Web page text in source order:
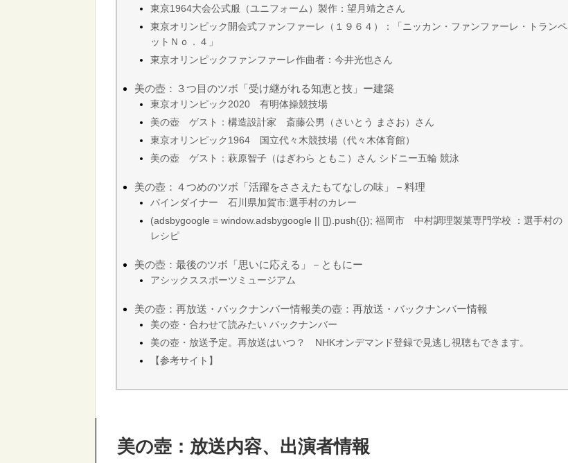
東京1964大会公式服（ユニフォーム）製作：望月靖之さん
東京オリンピック開会式ファンファーレ（１９６４）：「ニッカン・ファンファーレ・トランペ
ットＮｏ．４」
東京オリンピックファンファーレ作曲者：今井光也さん
美の壺：３つ目のツボ「受け継がれる知恵と技」ー建築
東京オリンピック2020 有明体操競技場
美の壺 ゲスト：構造設計家 斎藤公男（さいとう まさお）さん
東京オリンピック1964 国立代々木競技場（代々木体育館）
美の壺 ゲスト：萩原智子（はぎわら ともこ）さん シドニー五輪 競泳
美の壺：４つめのツボ「活躍をささえたもてなしの味」－料理
パインダイナー 石川県加賀市:選手村のカレー
(adsbygoogle = window.adsbygoogle || []).push({}); 福岡市 中村調理製菓専門学校 ：選手村の
レシピ
美の壺：最後のツボ「思いに応える」－ともにー
アシックススポーツミュージアム
美の壺：再放送・バックナンバー情報美の壺：再放送・バックナンバー情報
美の壺・合わせて読みたい バックナンバー
美の壺・放送予定。再放送はいつ？ NHKオンデマンド登録で見逃し視聴もできます。
【参考サイト】
美の壺：放送内容、出演者情報